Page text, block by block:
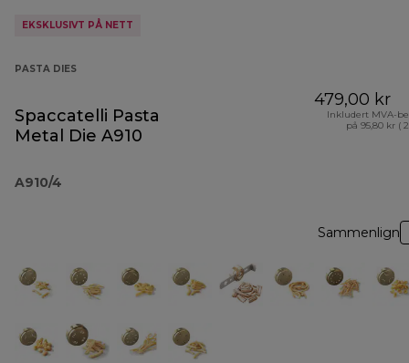
EKSKLUSIVT PÅ NETT
PASTA DIES
Spaccatelli Pasta
Metal Die A910
A910/4
479,00 kr
Inkludert MVA-
på 95,80 kr (
Sammenlign